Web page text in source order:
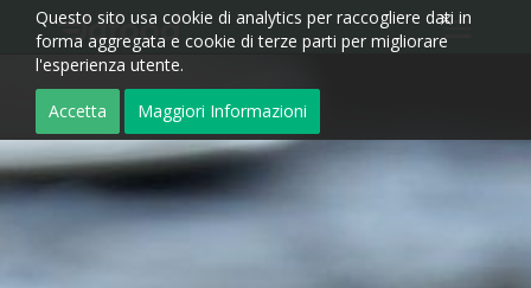
Questo sito usa cookie di analytics per raccogliere dati in
forma aggregata e cookie di terze parti per migliorare
l'esperienza utente.
Accetta Maggiori Informazioni